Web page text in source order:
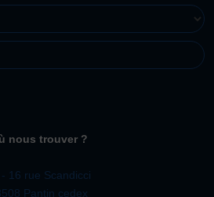
UN COMITÉ
UN
(NÉCESSAIRE)
MAIL
nous trouver ?
- 16 rue Scandicci
Pantin cedex